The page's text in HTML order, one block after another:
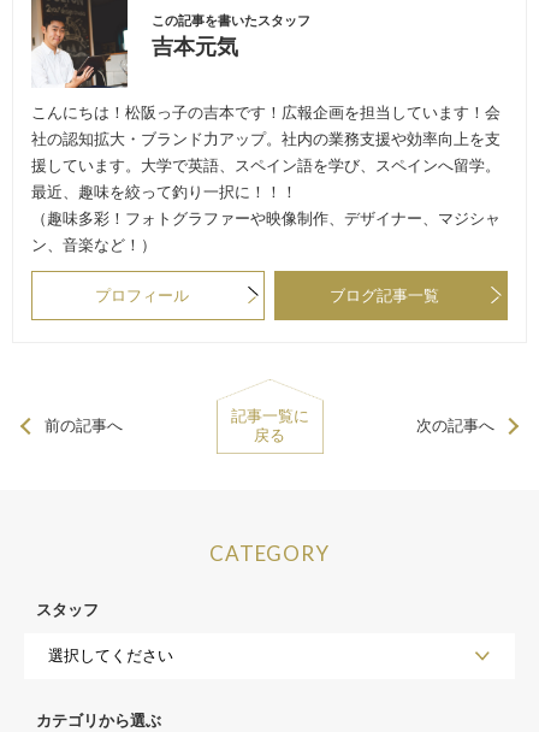
この記事を書いたスタッフ
吉本元気
こんにちは！松阪っ子の吉本です！広報企画を担当しています！会
社の認知拡大・ブランド力アップ。社内の業務支援や効率向上を支
援しています。大学で英語、スペイン語を学び、スペインへ留学。
最近、趣味を絞って釣り一択に！！！
（趣味多彩！フォトグラファーや映像制作、デザイナー、マジシャ
ン、音楽など！）
プロフィール ブログ記事一覧
前の記事へ
記事一覧に
戻る
次の記事へ
CATEGORY
スタッフ
カテゴリから選ぶ